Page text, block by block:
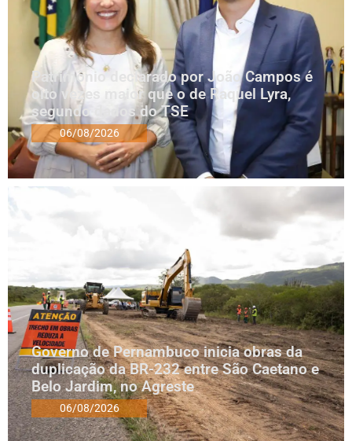
Patrimônio declarado por João Campos é
oito vezes maior que o de Raquel Lyra,
segundo dados do TSE
06/08/2026
Governo de Pernambuco inicia obras da
duplicação da BR-232 entre São Caetano e
Belo Jardim, no Agreste
06/08/2026